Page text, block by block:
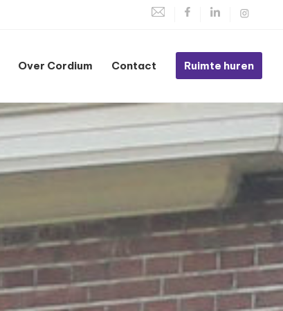
Over Cordium Contact Ruimte huren